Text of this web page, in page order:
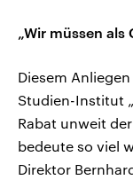
„Wir müssen
Diesem
Studien-Institut
Rabat unweit
bedeute so viel
Direktor